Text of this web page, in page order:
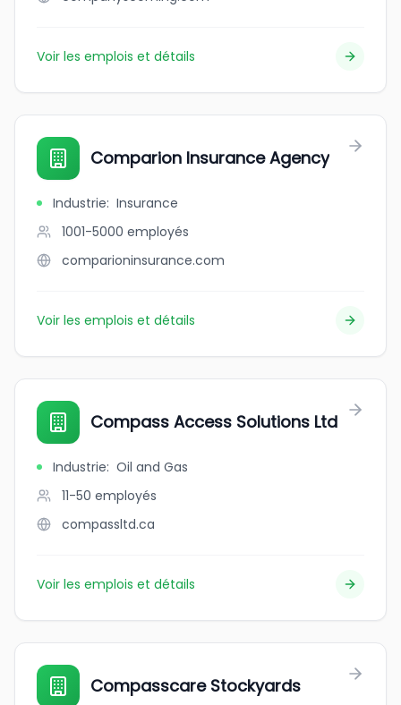
Voir les emplois et détails
Comparion Insurance Agency
Industrie: Insurance
1001-5000 employés
comparioninsurance.com
Voir les emplois et détails
Compass Access Solutions Ltd
Industrie: Oil and Gas
11-50 employés
compassltd.ca
Voir les emplois et détails
Compasscare Stockyards